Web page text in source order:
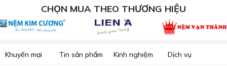
CHỌN MUA THEO THƯƠNG HIỆU
Khuyến mại Tin sản phẩm Kinh nghiệm Dịch vụ